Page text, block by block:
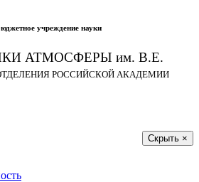
учреждение науки
АТМОСФЕРЫ им. В.Е.
РОССИЙСКОЙ АКАДЕМИИ
Скрыть ×